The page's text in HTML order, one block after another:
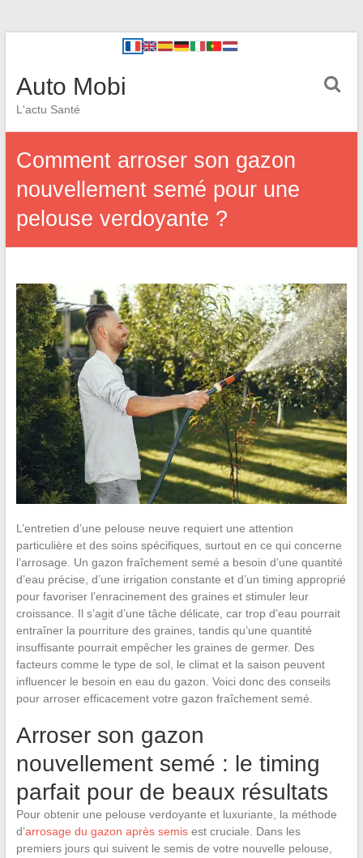
Auto Mobi
L'actu Santé
Comment arroser son gazon
nouvellement semé pour une
pelouse verdoyante ?
L’entretien d’une pelouse neuve requiert une attention
particulière et des soins spécifiques, surtout en ce qui concerne
l’arrosage. Un gazon fraîchement semé a besoin d’une quantité
d’eau précise, d’une irrigation constante et d’un timing approprié
pour favoriser l’enracinement des graines et stimuler leur
croissance. Il s’agit d’une tâche délicate, car trop d’eau pourrait
entraîner la pourriture des graines, tandis qu’une quantité
insuffisante pourrait empêcher les graines de germer. Des
facteurs comme le type de sol, le climat et la saison peuvent
influencer le besoin en eau du gazon. Voici donc des conseils
pour arroser efficacement votre gazon fraîchement semé.
Arroser son gazon
nouvellement semé : le timing
parfait pour de beaux résultats
Pour obtenir une pelouse verdoyante et luxuriante, la méthode
d’arrosage du gazon après semisest cruciale. Dans les
premiers jours qui suivent le semis de votre nouvelle pelouse,